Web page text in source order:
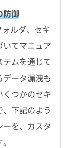
防御
ルダ、セキ
いてマニュア
テムを通じて
データ漏洩も
くつかのセキ
下記のよう
ーを、カスタ